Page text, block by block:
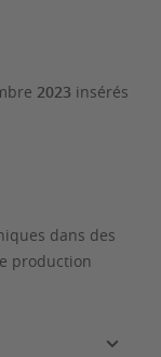
2023 insérés
dans des
production